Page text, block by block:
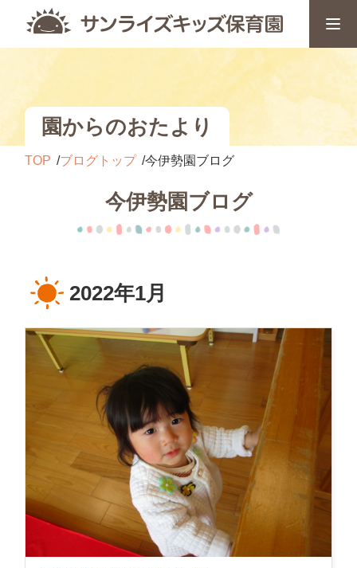
園からのおたより
TOP ブログトップ 今伊勢園ブログ
今伊勢園ブログ
2022年1月